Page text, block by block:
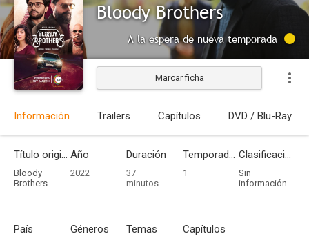
Bloody Brothers
A la espera de nueva temporada
Marcar ficha
Información Trailers Capítulos DVD / Blu-Ray
Título original
Bloody
Brothers
Año
2022
Duración
37
minutos
Temporadas
1
Clasificación por edades
Sin
información
País Géneros Temas Capítulos